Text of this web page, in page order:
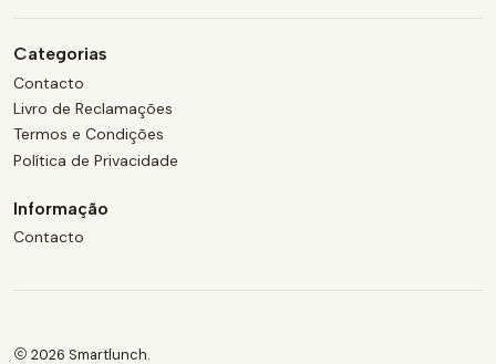
Categorias
Contacto
Livro de Reclamações
Termos e Condições
Política de Privacidade
Informação
Contacto
2026 Smartlunch.